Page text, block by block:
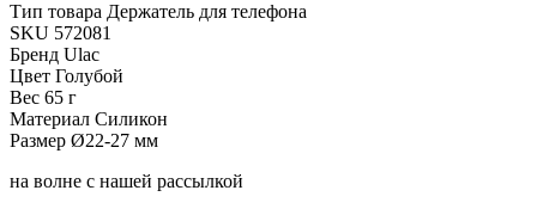
Тип товара Держатель для телефона
SKU 572081
Бренд Ulac
Цвет Голубой
Вес 65 г
Материал Силикон
Размер Ø22-27 мм
на волне с нашей рассылкой